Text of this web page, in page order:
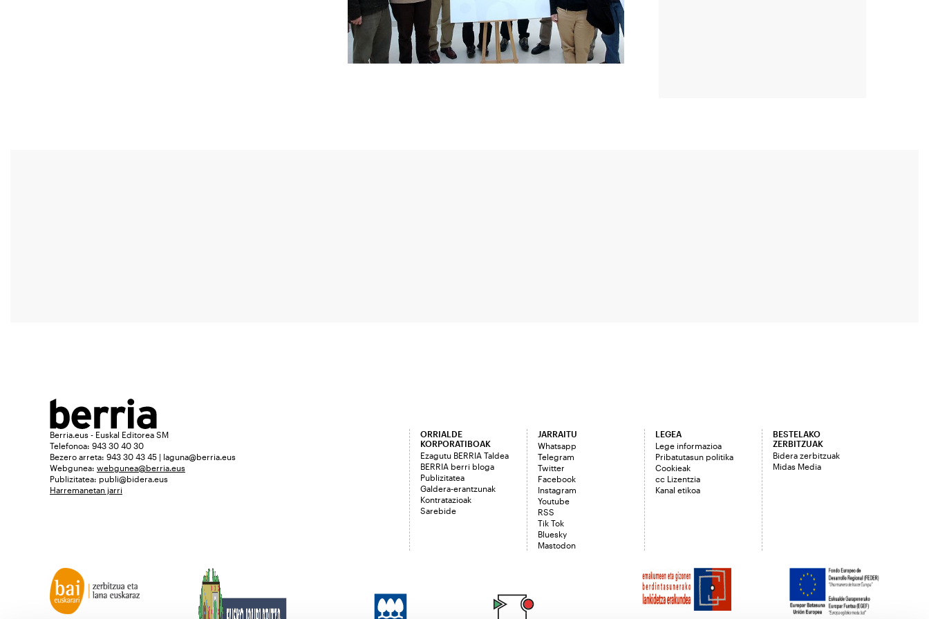
Berria.eus - Euskal Editorea SM
Telefonoa: 943 30 40 30
Bezero arreta: 943 30 43 45 | laguna@berria.eus
Webgunea: webgunea@berria.eus
Publizitatea: publi@bidera.eus
Harremanetan jarri
ORRIALDE
KORPORATIBOAK
Ezagutu BERRIA Taldea
BERRIA berri bloga
Publizitatea
Galdera-erantzunak
Kontratazioak
Sarebide
JARRAITU
Whatsapp
Telegram
Twitter
Facebook
Instagram
Youtube
RSS
Tik Tok
Bluesky
Mastodon
LEGEA
Lege informazioa
Pribatutasun politika
Cookieak
cc Lizentzia
Kanal etikoa
BESTELAKO
ZERBITZUAK
Bidera zerbitzuak
Midas Media